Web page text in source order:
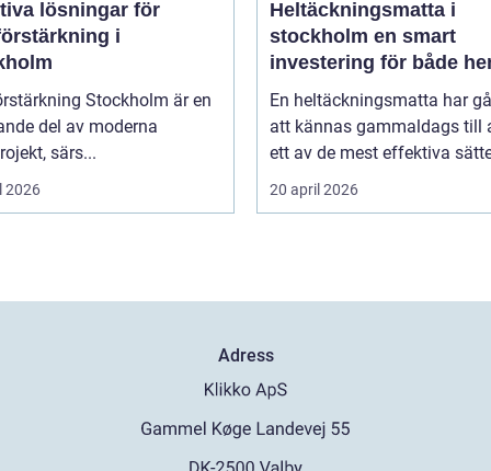
lösningar för
i
Stockholm är en
del av moderna
särs...
2026
Heltäckningsmatta i
stockholm en smart
investering för både
och kontor
En heltäckningsmatta har
att kännas gammaldags till
ett av de mest effektiva
20 april 2026
Adress